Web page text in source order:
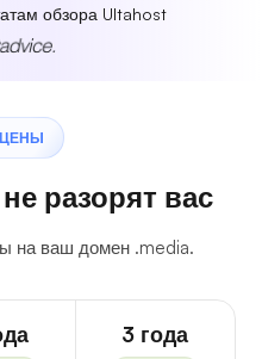
обзора Ultahost
ЦЕНЫ
разорят вас
на ваш домен .media.
3 года